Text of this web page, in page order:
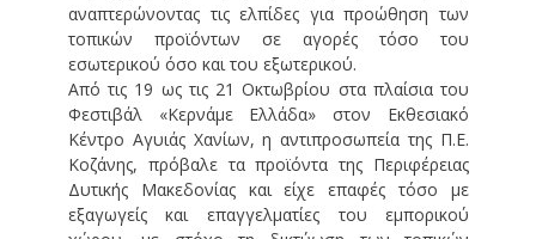
αναπτερώνοντας τις ελπίδες για προώθηση των
τοπικών προϊόντων σε αγορές τόσο του
εσωτερικού όσο και του εξωτερικού.
Από τις 19 ως τις 21 Οκτωβρίου στα πλαίσια του
Φεστιβάλ «Κερνάμε Ελλάδα» στον Εκθεσιακό
Κέντρο Αγυιάς Χανίων, η αντιπροσωπεία της Π.Ε.
Κοζάνης, πρόβαλε τα προϊόντα της Περιφέρειας
Δυτικής Μακεδονίας και είχε επαφές τόσο με
εξαγωγείς και επαγγελματίες του εμπορικού